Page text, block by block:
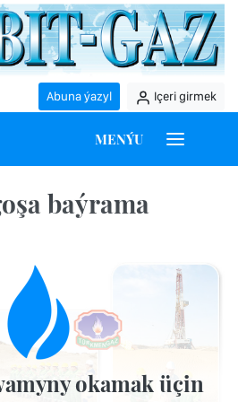
Abuna ýazyl Içeri girmek
MENÝU
baýrama
okamak üçin